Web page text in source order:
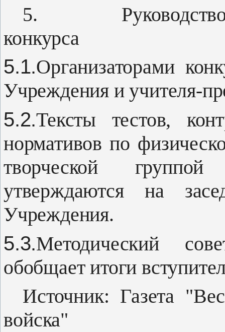
5.
конкурса
5.1.Организаторами
Учреж­дения и учителя-
5.2.Тексты тестов,
нормати­вов по
творческой груп­пой
утверждаются на
Учреждения.
5.3.Методический
обобщает ито­ги
Источник: Газета
войска"